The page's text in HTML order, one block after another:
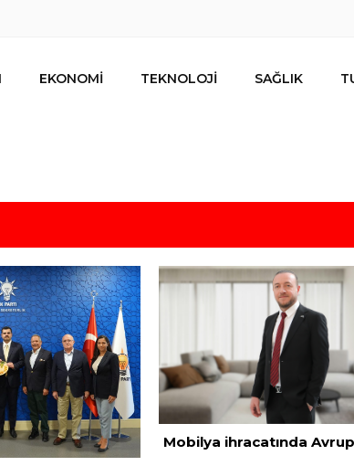
EKONOMİ TEKNOLOJİ SAĞLIK
hedefi için Ankara’dan destek istedi
mu?
dışı riskler ve hazineyi bekleyen yük
Mobilya ihracatında